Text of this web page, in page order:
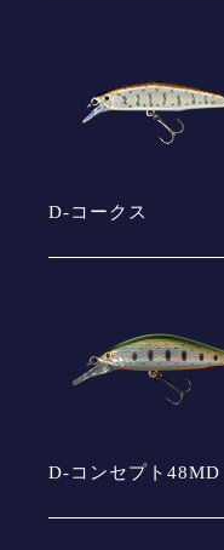
D-コークス
D-コンセプト48MD